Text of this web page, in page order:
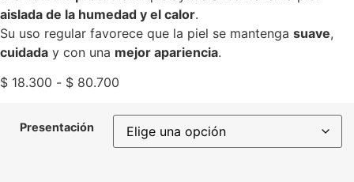
aislada de la humedad y el calor.
Su uso regular favorece que la piel se mantenga suave,
cuidada y con una mejor apariencia.
$ 18.300 - $ 80.700
Presentación